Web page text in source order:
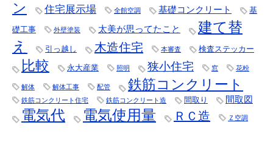
ン
住宅展示場 全館空調 基礎コンクリート 基
礎工事 外壁塗装 太美が思ってたこと
建て替
え
引っ越し 木造住宅 本審査 検査ステッカー
比較 永大産業 照明 狭小住宅 窓 花粉
解体 解体工事 配管 鉄筋コンクリート
鉄筋コンクリート住宅 鉄筋コンクリート造 間取り 間取図
電気代 電気使用量 ＲＣ造 Ｚ空調